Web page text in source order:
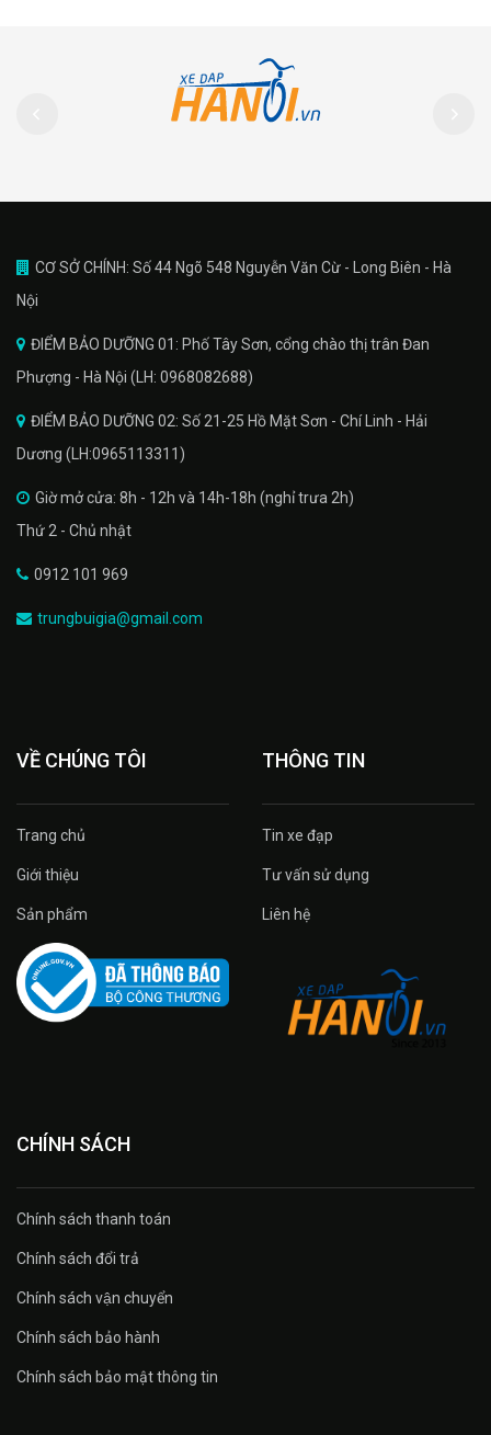
CƠ SỞ CHÍNH: Số 44 Ngõ 548 Nguyễn Văn Cừ - Long Biên - Hà
Nội
ĐIỂM BẢO DƯỠNG 01: Phố Tây Sơn, cổng chào thị trân Đan
Phượng - Hà Nội (LH: 0968082688)
ĐIỂM BẢO DƯỠNG 02: Số 21-25 Hồ Mặt Sơn - Chí Linh - Hải
Dương (LH:0965113311)
Giờ mở cửa: 8h - 12h và 14h-18h (nghỉ trưa 2h)
Thứ 2 - Chủ nhật
0912 101 969
trungbuigia@gmail.com
VỀ CHÚNG TÔI
Trang chủ
Giới thiệu
Sản phẩm
THÔNG TIN
Tin xe đạp
Tư vấn sử dụng
Liên hệ
CHÍNH SÁCH
Chính sách thanh toán
Chính sách đổi trả
Chính sách vận chuyển
Chính sách bảo hành
Chính sách bảo mật thông tin